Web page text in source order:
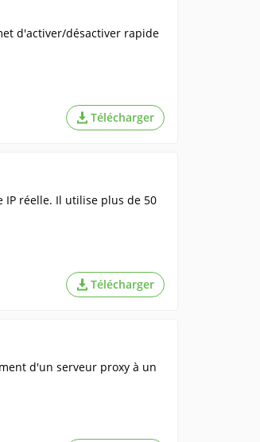
d'activer/désactiver rapide
Télécharger
réelle. Il utilise plus de 50
Télécharger
d'un serveur proxy à un